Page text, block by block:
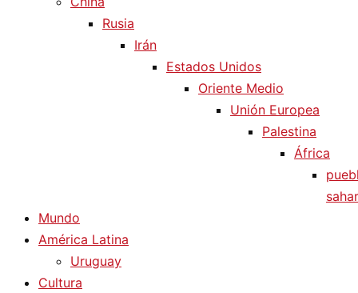
Rusia
Irán
Estados Unidos
Oriente Medio
Unión Europea
Palestina
África
Mundo
América Latina
Uruguay
Cultura